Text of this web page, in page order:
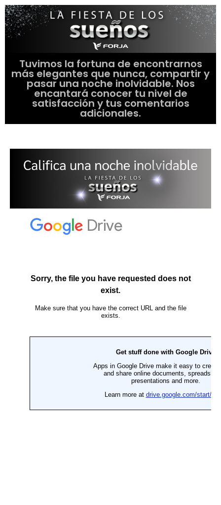
Tuvimos la fortuna de encontrarnos
más elegantes que nunca, compartir y
pasar una noche inolvidable. Nos
encantará conocer tu nivel de
satisfacción y tus comentarios
adicionales.